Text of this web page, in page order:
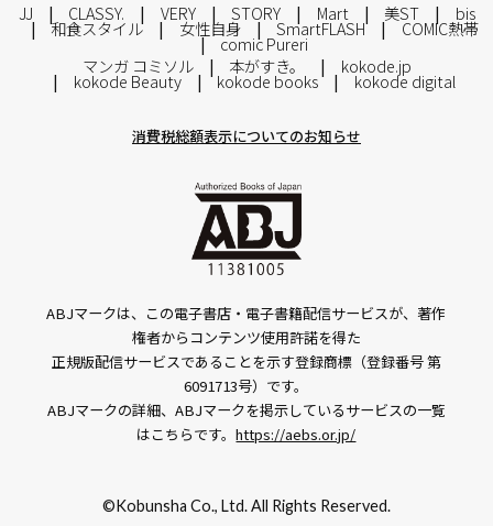
JJ CLASSY. VERY STORY Mart 美ST bis
和食スタイル 女性自身 SmartFLASH COMIC熱帯
comic Pureri
マンガ コミソル
本がすき。 kokode.jp
kokode Beauty kokode books kokode digital
消費税総額表示についてのお知らせ
ABJマークは、この電子書店・電子書籍配信サービスが、著作
権者からコンテンツ使用許諾を得た
正規版配信サービスであることを示す登録商標（登録番号 第
6091713号）です。
ABJマークの詳細、ABJマークを掲示しているサービスの一覧
はこちらです。https://aebs.or.jp/
©Kobunsha Co., Ltd. All Rights Reserved.